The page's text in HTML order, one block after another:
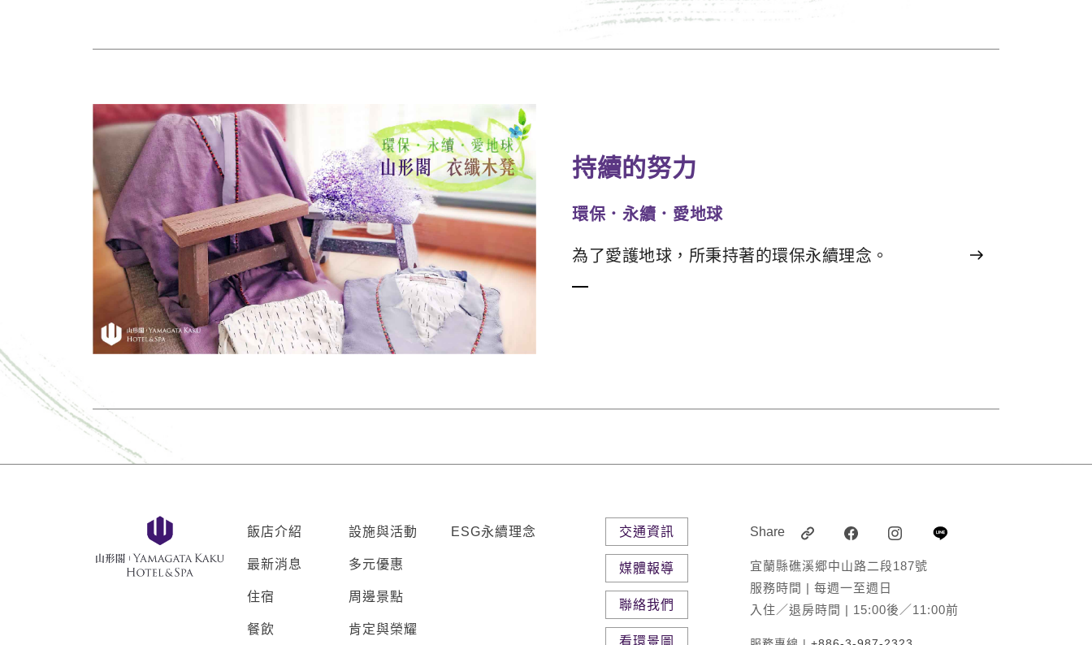
持續的努力
環保．永續．愛地球
為了愛護地球，所秉持著的環保永續理念。
飯店介紹
最新消息
住宿
餐飲
設施與活動
多元優惠
周邊景點
肯定與榮耀
ESG永續理念 交通資訊
媒體報導
聯絡我們
看環景圖
Share
宜蘭縣礁溪郷中山路二段187號
服務時間 | 每週一至週日
入住／退房時間 | 15:00後／11:00前